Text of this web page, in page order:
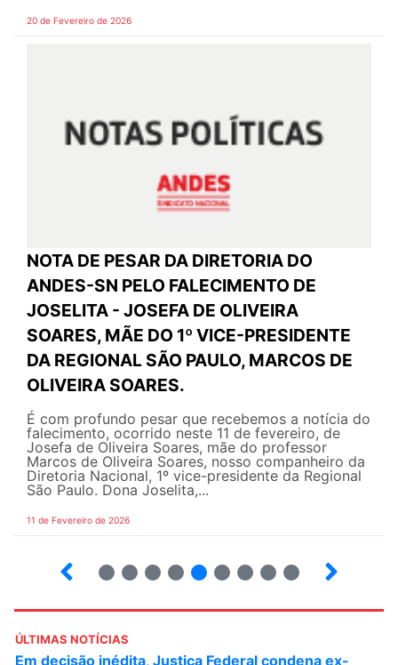
20 de Fevereiro de 2026
NOTA DE PESAR DA DIRETORIA DO
ANDES-SN PELO FALECIMENTO DE
JOSELITA - JOSEFA DE OLIVEIRA
SOARES, MÃE DO 1º VICE-PRESIDENTE
DA REGIONAL SÃO PAULO, MARCOS DE
OLIVEIRA SOARES.
É com profundo pesar que recebemos a notícia do
falecimento, ocorrido neste 11 de fevereiro, de
Josefa de Oliveira Soares, mãe do professor
Marcos de Oliveira Soares, nosso companheiro da
Diretoria Nacional, 1º vice-presidente da Regional
São Paulo. Dona Joselita,...
11 de Fevereiro de 2026
ÚLTIMAS NOTÍCIAS
Em decisão inédita, Justiça Federal condena ex-